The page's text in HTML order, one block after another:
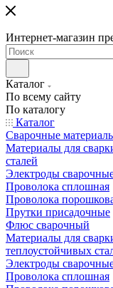
Интернет-магазин
Каталог
По всему сайту
По каталогу
Каталог
Сварочные
Материалы для
сталей
Электроды
Проволока сплошная
Проволока
Прутки присадочные
Флюс сварочный
Материалы для
теплоустойчивых
Электроды
Проволока сплошная